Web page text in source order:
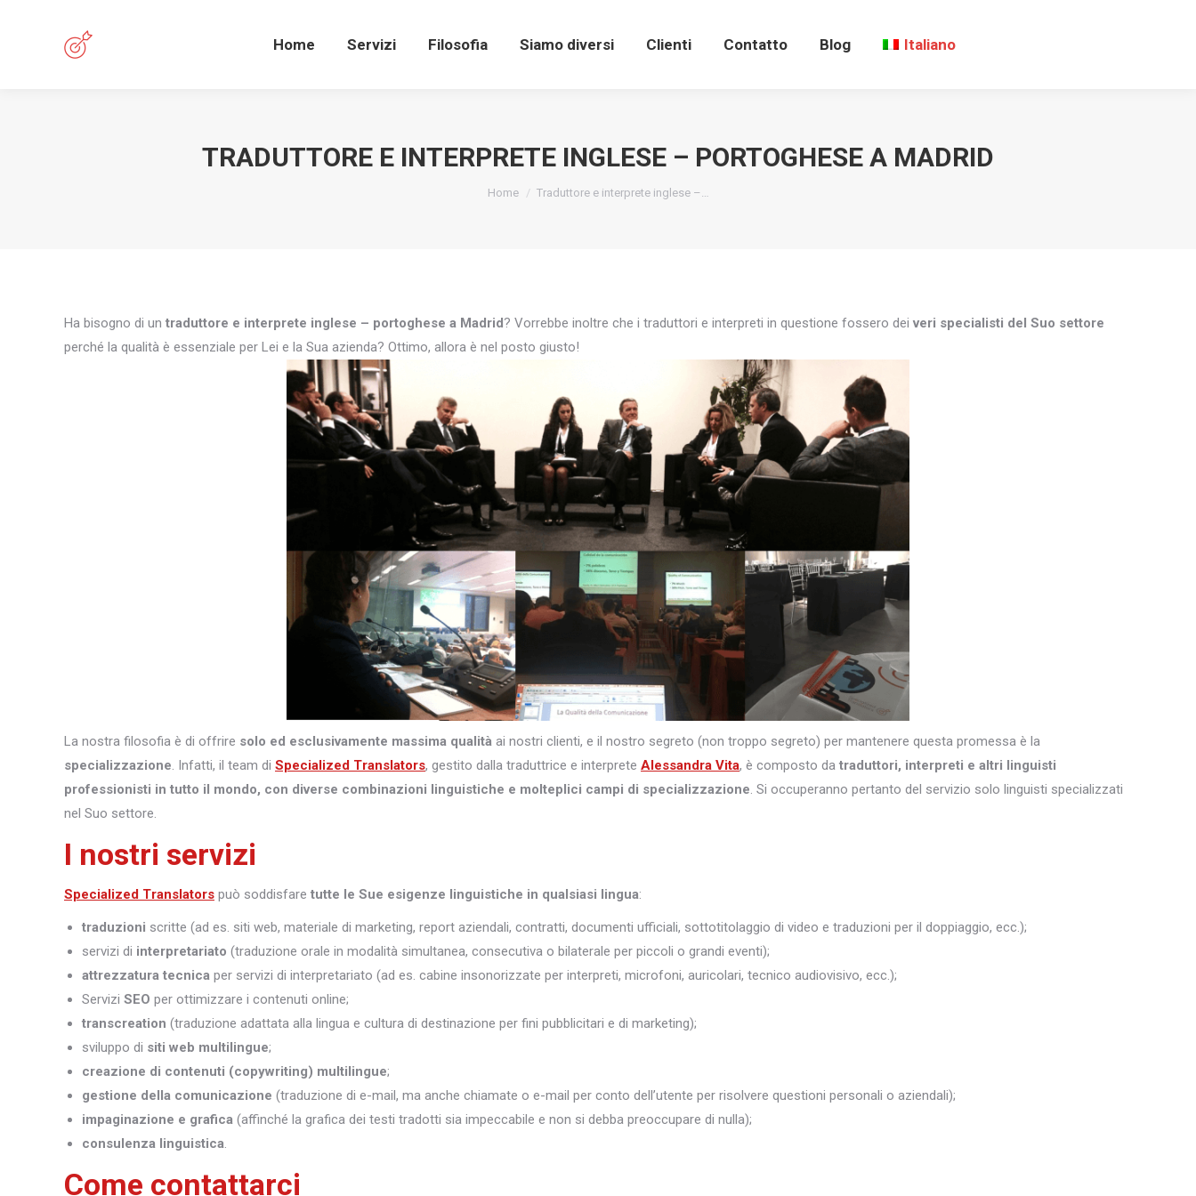
Home Servizi Filosofia Siamo diversi Clienti Contatto Blog Italiano
TRADUTTORE E INTERPRETE INGLESE – PORTOGHESE A MADRID
You are here:
Home Traduttore e interprete inglese –…
Ha bisogno di un traduttore e interprete inglese – portoghese a Madrid? Vorrebbe inoltre che i traduttori e interpreti in questione fossero dei veri specialisti del Suo settore
perché la qualità è essenziale per Lei e la Sua azienda? Ottimo, allora è nel posto giusto!
La nostra filosofia è di offrire solo ed esclusivamente massima qualità ai nostri clienti, e il nostro segreto (non troppo segreto) per mantenere questa promessa è la
specializzazione . Infatti, il team di Specialized Translators, gestito dalla traduttrice e interprete Alessandra Vita, è composto da traduttori, interpreti e altri linguisti
professionisti in tutto il mondo, con diverse combinazioni linguistiche e molteplici campi di specializzazione . Si occuperanno pertanto del servizio solo linguisti specializzati
nel Suo settore.
I nostri servizi
Specialized Translators può soddisfare tutte le Sue esigenze linguistiche in qualsiasi lingua:
traduzioni scritte (ad es. siti web, materiale di marketing, report aziendali, contratti, documenti ufficiali, sottotitolaggio di video e traduzioni per il doppiaggio, ecc.);
servizi di interpretariato (traduzione orale in modalità simultanea, consecutiva o bilaterale per piccoli o grandi eventi);
attrezzatura tecnica per servizi di interpretariato (ad es. cabine insonorizzate per interpreti, microfoni, auricolari, tecnico audiovisivo, ecc.);
Servizi SEO per ottimizzare i contenuti online;
transcreation (traduzione adattata alla lingua e cultura di destinazione per fini pubblicitari e di marketing);
sviluppo di siti web multilingue;
creazione di contenuti (copywriting) multilingue;
gestione della comunicazione (traduzione di e-mail, ma anche chiamate o e-mail per conto dell’utente per risolvere questioni personali o aziendali);
impaginazione e grafica (affinché la grafica dei testi tradotti sia impeccabile e non si debba preoccupare di nulla);
consulenza linguistica
Come contattarci